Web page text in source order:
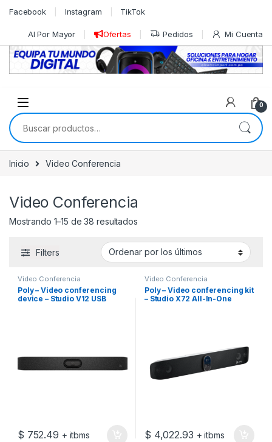
Skip to navigation
Skip to content
Facebook Instagram TikTok
Al Por Mayor Ofertas Pedidos Mi Cuenta
0
Buscar por:
Inicio Video Conferencia
Video Conferencia
Mostrando 1–15 de 38 resultadosOrdenado por los últimos
Filters
Video Conferencia
Poly – Video conferencing
device – Studio V12 USB
$ 752.49 + itbms
Video Conferencia
Poly – Video conferencing kit
– Studio X72 All-In-One
$ 4,022.93 + itbms